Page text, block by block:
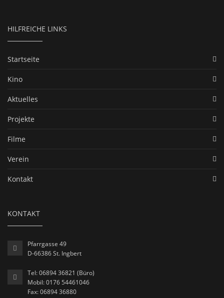
HILFREICHE LINKS
Startseite
Kino
Aktuelles
Projekte
Filme
Verein
Kontakt
KONTAKT
Pfarrgasse 49
D-66386 St. Ingbert
Tel: 06894 36821 (Büro)
Mobil: 0176 54461046
Fax: 06894 36880